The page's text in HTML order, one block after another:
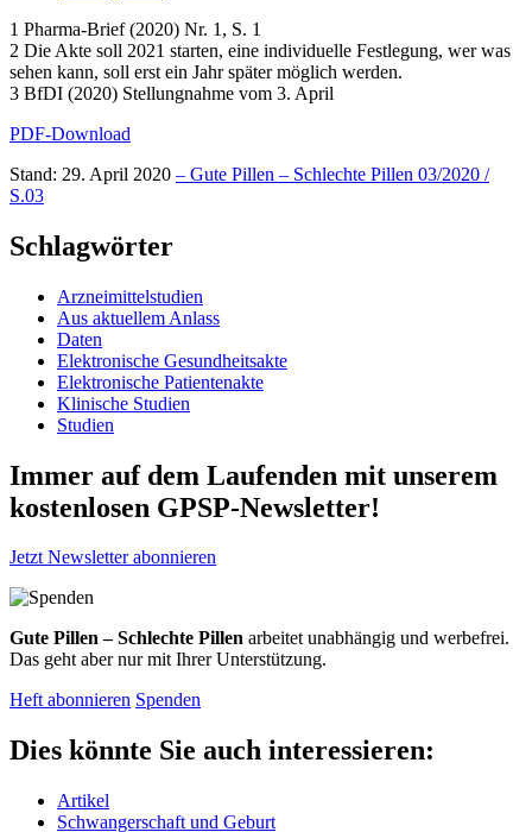
1 Pharma-Brief (2020) Nr. 1, S. 1
2 Die Akte soll 2021 starten, eine individuelle Festlegung, wer was
sehen kann, soll erst ein Jahr später möglich werden.
3 BfDI (2020) Stellungnahme vom 3. April
PDF-Download
Stand: 29. April 2020 – Gute Pillen – Schlechte Pillen 03/2020 /
S.03
Schlagwörter
Arzneimittelstudien
Aus aktuellem Anlass
Daten
Elektronische Gesundheitsakte
Elektronische Patientenakte
Klinische Studien
Studien
Immer auf dem Laufenden mit unserem
kostenlosen GPSP-Newsletter!
Jetzt Newsletter abonnieren
Gute Pillen – Schlechte Pillen arbeitet unabhängig und werbefrei.
Das geht aber nur mit Ihrer Unterstützung.
Heft abonnieren Spenden
Dies könnte Sie auch interessieren:
Artikel
Schwangerschaft und Geburt